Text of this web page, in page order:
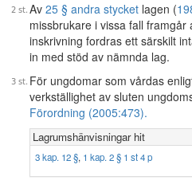
Av 25 § andra stycket lagen (
missbrukare i vissa fall
inskrivning fordras ett särskilt
in med stöd av nämnda lag.
För ungdomar som vårdas
verkställighet av sluten
Förordning (2005:473).
Lagrumshänvisningar hit
3 kap. 12 §, 1 kap. 2 § 1 st 4 p